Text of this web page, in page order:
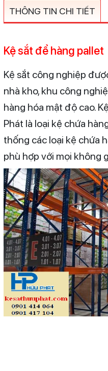
THÔNG TIN CHI TIẾT
Kệ sắt để hàng pallet
Kệ sắt công nghiệp
nhà kho, khu công
hàng hóa mật độ cao.
Phát là loại kệ chứa
thống các loại kệ chứa
phù hợp với mọi không